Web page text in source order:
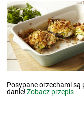
Posypane orzechami
danie!Zobacz przepis